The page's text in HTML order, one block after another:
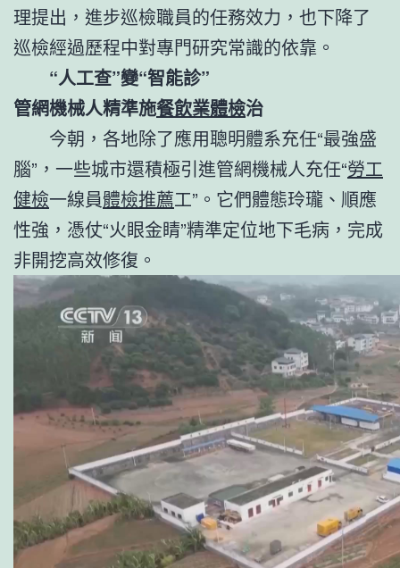
理提出，進步巡檢職員的任務效力，也下降了
巡檢經過歷程中對專門研究常識的依靠。
“人工查”變“智能診”
管網機械人精準施餐飲業體檢治
今朝，各地除了應用聰明體系充任“最強盛
腦”，一些城市還積極引進管網機械人充任“勞工
健檢一線員體檢推薦工”。它們體態玲瓏、順應
性強，憑仗“火眼金睛”精準定位地下毛病，完成
非開挖高效修復。